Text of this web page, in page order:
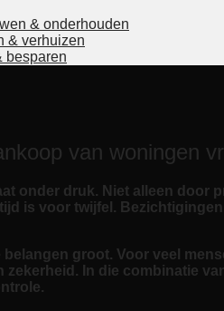
& onderhouden
& verhuizen
besparen
van woningen
onder druk. Niet alleen door
is voor twijfel.
groot. Voor veel
zekerheid. In die combinatie